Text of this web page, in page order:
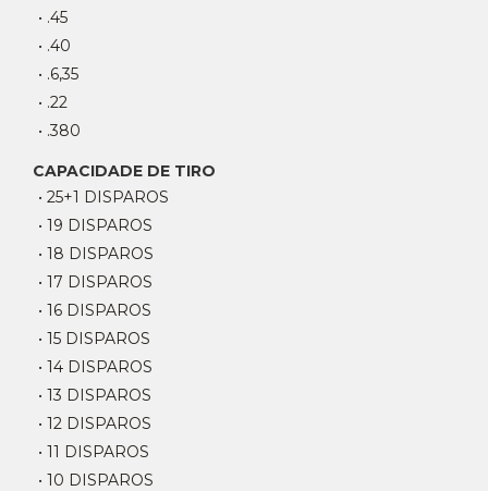
• .45
• .40
• .6,35
• .22
• .380
CAPACIDADE DE TIRO
• 25+1 DISPAROS
• 19 DISPAROS
• 18 DISPAROS
• 17 DISPAROS
• 16 DISPAROS
• 15 DISPAROS
• 14 DISPAROS
• 13 DISPAROS
• 12 DISPAROS
• 11 DISPAROS
• 10 DISPAROS